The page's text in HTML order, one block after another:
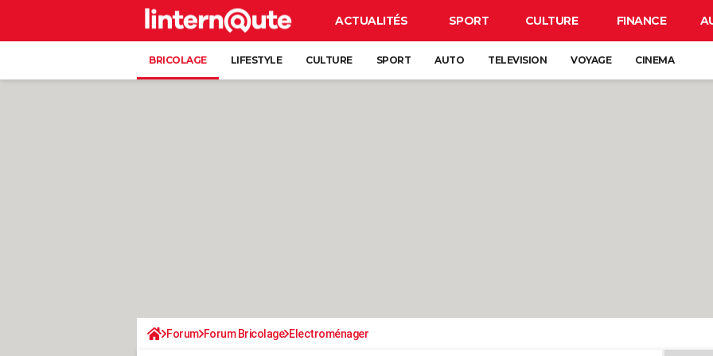
ACTUALITÉS SPORT CULTURE FINANCE
BRICOLAGE LIFESTYLE CULTURE SPORT AUTO TELEVISION VOYAGE CINEMA
Forum Forum Bricolage Electroménager